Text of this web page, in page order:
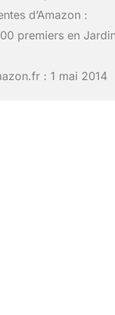
d’Amazon :
premiers en
: 1 mai 2014